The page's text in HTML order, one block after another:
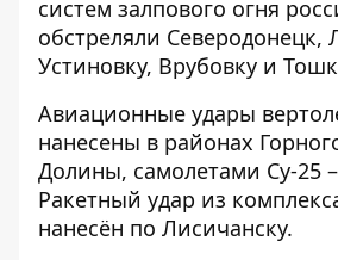
систем залпового огня
обстреляли Северодонецк,
Устиновку, Врубовку и
Авиационные удары
нанесены в районах
Долины, самолетами Су-25
Ракетный удар из
нанесён по Лисичанску.